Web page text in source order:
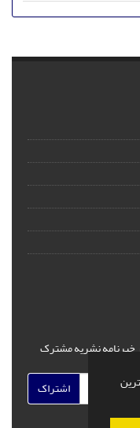
خبرنامه نشریه مشترک
اشتراک